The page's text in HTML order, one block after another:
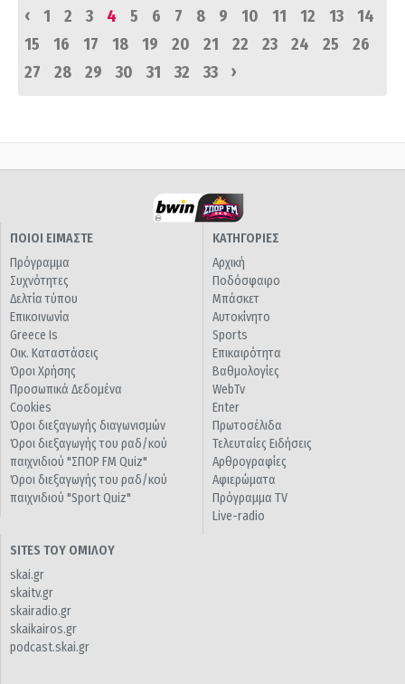
‹
1 2 3 4 5 6 7 8 9 10 11 12 13
14
15
16 17 18 19 20 21 22 23 24 25
26
27
28 29 30 31 32 33 ›
ΠΟΙΟΙ ΕΙΜΑΣΤΕ
Πρόγραμμα
Συχνότητες
Δελτία τύπου
Επικοινωνία
Greece Is
Οικ. Καταστάσεις
Όροι Χρήσης
Προσωπικά Δεδομένα
Cookies
Όροι διεξαγωγής διαγωνισμών
Όροι διεξαγωγής του ραδ/κού
παιχνιδιού "ΣΠΟΡ FM Quiz"
Όροι διεξαγωγής του ραδ/κού
παιχνιδιού "Sport Quiz"
ΚΑΤΗΓΟΡΙΕΣ
Αρχική
Ποδόσφαιρο
Μπάσκετ
Αυτοκίνητο
Sports
Επικαιρότητα
Βαθμολογίες
WebTv
Enter
Πρωτοσέλιδα
Τελευταίες Ειδήσεις
Αρθρογραφίες
Αφιερώματα
Πρόγραμμα TV
Live-radio
SITES ΤΟΥ ΟΜΙΛΟΥ
skai.gr
skaitv.gr
skairadio.gr
skaikairos.gr
podcast.skai.gr